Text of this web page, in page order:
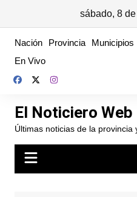
sábado, 8
content
Nación Provincia Municipios
En Vivo
El Noticiero Web
Últimas noticias de la provincia